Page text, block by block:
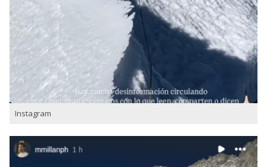
Instagram